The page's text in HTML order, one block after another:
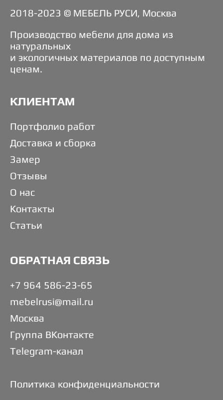
2018-2023 © МЕБЕЛЬ РУСИ, Москва
Производство мебели для дома из
натуральных
и экологичных материалов по доступным
ценам.
КЛИЕНТАМ
Портфолио работ
Доставка и сборка
Замер
Отзывы
О нас
Контакты
Статьи
ОБРАТНАЯ СВЯЗЬ
+7 964 586-23-65
mebelrusi@mail.ru
Москва
Группа ВКонтакте
Telegram-канал
Политика конфиденциальности